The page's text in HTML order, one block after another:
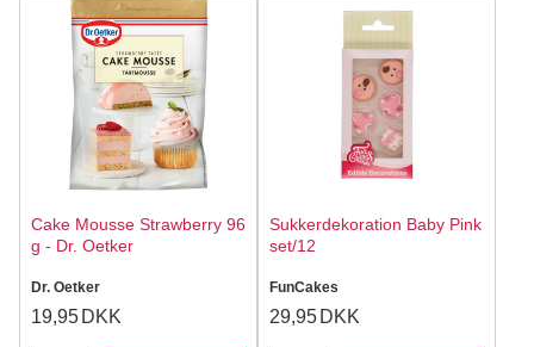
Cake Mousse Strawberry 96
g - Dr. Oetker
Dr. Oetker
19,95 DKK
Sukkerdekoration Baby Pink
set/12
FunCakes
29,95 DKK